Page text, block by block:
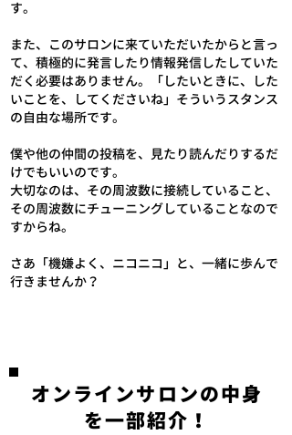
オンラインサロンの中身
を一部紹介！
す。
また、このサロンに来ていただいたからと言っ
て、積極的に発言したり情報発信したしていた
だく必要はありません。「したいときに、した
いことを、してくださいね」そういうスタンス
の自由な場所です。
僕や他の仲間の投稿を、見たり読んだりするだ
けでもいいのです。
大切なのは、その周波数に接続していること、
その周波数にチューニングしていることなので
すからね。
さあ「機嫌よく、ニコニコ」と、一緒に歩んで
行きませんか？